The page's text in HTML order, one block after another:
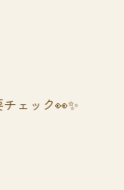
ェック👀✨